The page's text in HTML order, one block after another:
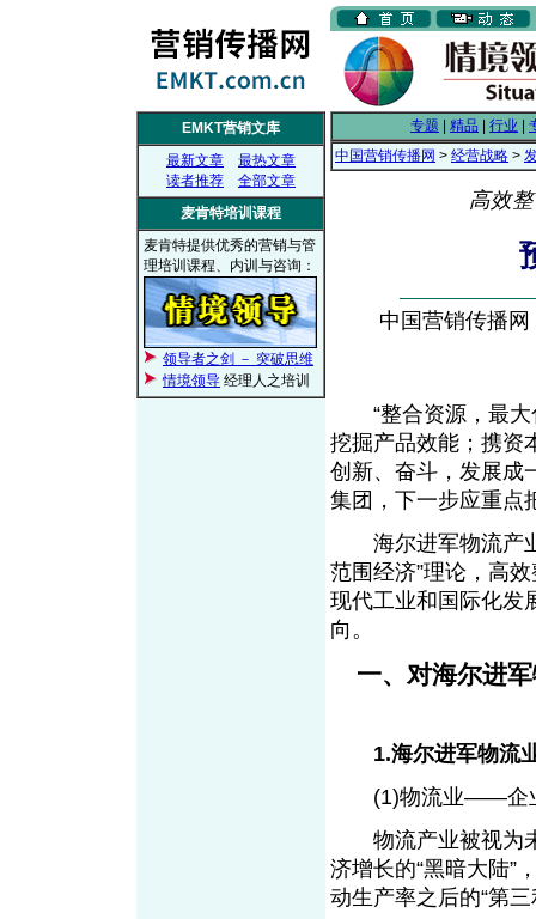
EMKT营销文库
最新文章
最热文章
读者推荐
全部文章
麦肯特培训课程
麦肯特提供优秀的营销与管
理培训课程、内训与咨询：
领导者之剑 － 突破思维
情境领导 经理人之培训
专题 精品 行业
中国营销传播网 > 经营战略 >
高效
中国营销传播
“整合资源，最大
挖掘产品效能；携资
创新、奋斗，发展成
集团，下一步应重点
海尔进军物流产业
范围经济”理论，高
现代工业和国际化发
向。
一、对海尔进
1.海尔进军物流
(1)物流业——企业
物流产业被视为未
济增长的“黑暗大陆”
动生产率之后的“第